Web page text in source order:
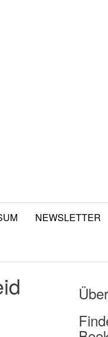
NEWSLETTER